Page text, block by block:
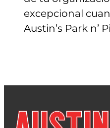
excepcional
Austin’s Park n’